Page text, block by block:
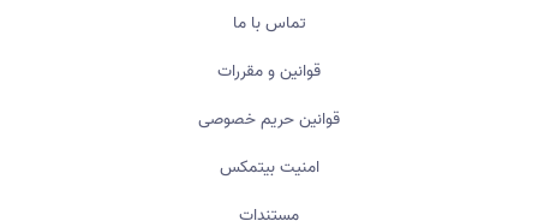
تماس با ما
قوانین و مقررات
قوانین حریم خصوصی
امنیت بیتمکس
مستندات